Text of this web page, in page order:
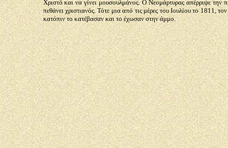
Χριστό και να γίνει μουσουλμάνος. Ο Νεομάρτυρας απέρριψε την
πεθάνει χριστιανός. Τότε μια από τις μέρες του Ιουλίου το 1811,
κατόπιν το κατέβασαν και το έχωσαν στην άμμο.